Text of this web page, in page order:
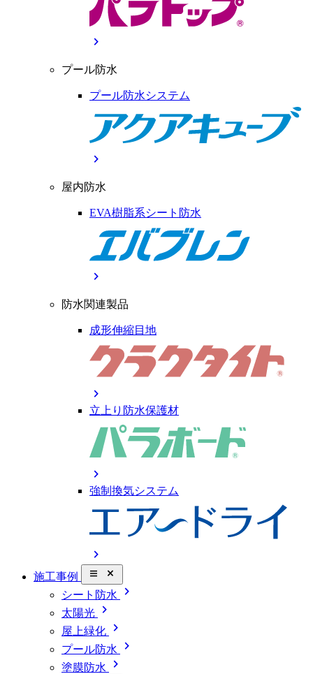
chevron_right
プール防水
プール防水システム
chevron_right
屋内防水
EVA樹脂系シート防水
chevron_right
防水関連製品
成形伸縮目地
chevron_right
立上り防水保護材
chevron_right
強制換気システム
chevron_right
施工事例 close_small
シート防水 chevron_right
太陽光 chevron_right
屋上緑化 chevron_right
プール防水 chevron_right
塗膜防水 chevron_right